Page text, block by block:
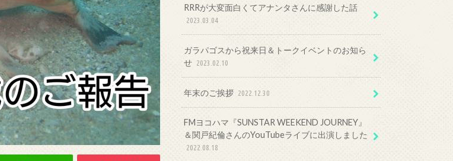
RRRが大変面白くてアナンタさんに感謝した話
2023.03.04
ガラパゴスから祝来日＆トークイベントのお知ら
せ 2023.02.10
年末のご挨拶 2022.12.30
FMヨコハマ『SUNSTAR WEEKEND JOURNEY』
＆関戸紀倫さんのYouTubeライブに出演しました
2022.08.18